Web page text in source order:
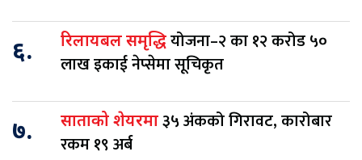
६. रिलायबल समृद्धियोजना–२ का १२ करोड ५०
लाख इकाई नेप्सेमा सूचिकृत
७. साताको शेयरमा३५ अंकको गिरावट, कारोबार
रकम १९ अर्ब